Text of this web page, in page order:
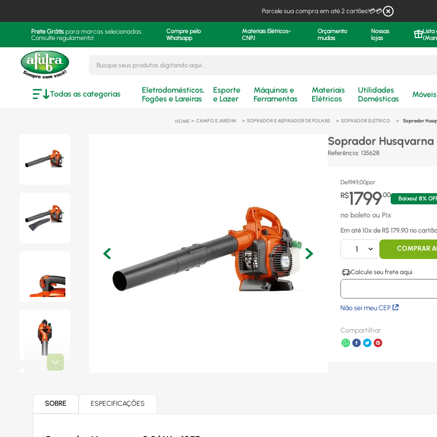
Parcele sua compra em até 2 cartões!💳💳
Frete Grátis para marcas selecionadas.
Consulte regulamento!
Compre pelo
Whatsapp
Materiais Elétricos-
CNPJ
Orçamento
mudas
Nossas
lojas
Lista
Todas as categorias
Eletrodomésticos,
Fogões e Lareiras
Esporte
e Lazer
Máquinas e
Ferramentas
Materiais
Elétricos
Utilidades
Domésticas
Móveis
CAMPO E JARDIM SOPRADOR E ASPIRADOR DE FOLHAS SOPRADOR ELÉTRICO Soprador
Soprador Husqvarna
Referência: 135628
De1949,00por
R$1799,00
Baixou! 8%
no boleto ou Pix
Em até 10x de R$ 179,90 no
1 COMPRAR
Não sei meu CEP
Compartilhar
SOBRE ESPECIFICAÇÕES